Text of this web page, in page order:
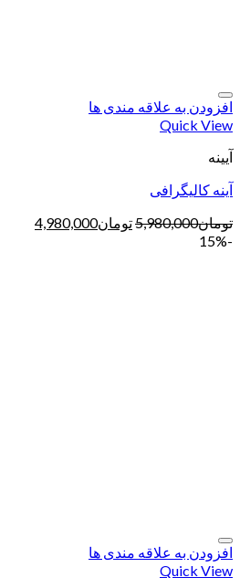
افزودن به علاقه مندی ها
Quick View
آیینه
آینه کالیگرافی
تومان5,980,000تومان4,980,000
-15%
افزودن به علاقه مندی ها
Quick View